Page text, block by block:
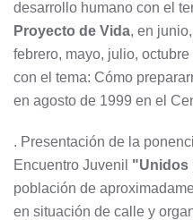
desarrollo humano con el
Proyecto de Vida, en
febrero, mayo, julio,
con el tema: Cómo
en agosto de 1999 en el
. Presentación de la
Encuentro Juvenil "Unidos
población de
en situación de calle y